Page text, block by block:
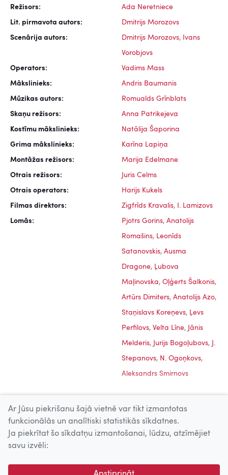
Režisors: Ada Neretniece
Lit. pirmavota autors: Dmitrijs Morozovs
Scenārija autors: Dmitrijs Morozovs, Ivans
Vorobjovs
Operators: Vadims Mass
Mākslinieks: Andris Baumanis
Mūzikas autors: Romualds Grīnblats
Skaņu režisors: Anna Patrikejeva
Kostīmu mākslinieks: Natālija Šaporina
Grima mākslinieks: Karīna Lapiņa
Montāžas režisors: Marija Edelmane
Otrais režisors: Juris Celms
Otrais operators: Harijs Kukels
Filmas direktors: Zigfrīds Kravalis, I. Lamizovs
Lomās: Pjotrs Gorins, Anatolijs
Romašins, Leonīds
Satanovskis, Ausma
Dragone, Ļubova
Maļinovska, Oļģerts Šalkonis,
Artūrs Dimiters, Anatolijs Azo,
Staņislavs Koreņevs, Ļevs
Perfilovs, Velta Līne, Jānis
Melderis, Jurijs Bogoļubovs, J.
Stepanovs, N. Ogoņkovs,
Aleksandrs Smirnovs
Uz augšu
© 2026 Nacionālais Kino centrs, Kultūras informācijas sistēmu
Ar Jūsu piekrišanu šajā vietnē var tikt izmantotas
funkcionālās un analītiski statistikās sīkdatnes.
Ja piekrītat šo sīkdatņu izmantošanai, lūdzu, atzīmējiet
savu izvēli: